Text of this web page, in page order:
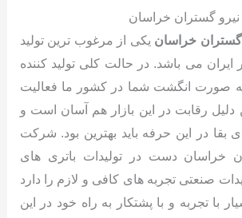
خراسان یکی از مرغوب ترین تولید
ایران می باشد. در حالت کلی تولید کننده
صورت انگشت شما در کشور ما فعالیت
دلیل رقابت در این بازار هم آسان است و
در این حرفه باید بهترین بود. شرکت
خراسان دست در تولیدات باتری های
صنعتی تجربه های کافی و لازم را دارد
با تجربه و با پشتکار به راه خود در این